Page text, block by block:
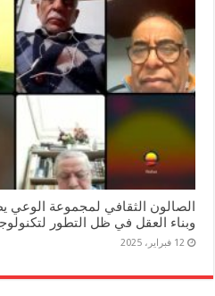
الصالون الثقافي لمجموعة الوعي
وبناء العقل في ظل التطور
12 فبراير، 2025